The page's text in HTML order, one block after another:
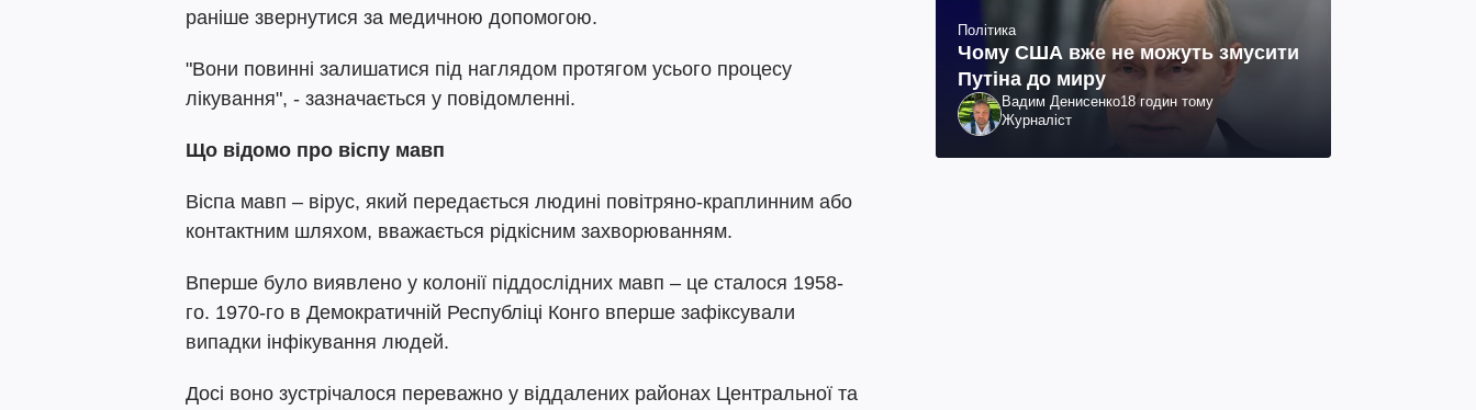
раніше звернутися за медичною допомогою.
"Вони повинні залишатися під наглядом протягом усього процесу
лікування", - зазначається у повідомленні.
Що відомо про віспу мавп
Віспа мавп – вірус, який передається людині повітряно-краплинним або
контактним шляхом, вважається рідкісним захворюванням.
Вперше було виявлено у колонії піддослідних мавп – це сталося 1958-
го. 1970-го в Демократичній Республіці Конго вперше зафіксували
випадки інфікування людей.
Досі воно зустрічалося переважно у віддалених районах Центральної та
Політика
Чому США вже не можуть змусити
Путіна до миру
Вадим Денисенко18 годин тому
Журналіст